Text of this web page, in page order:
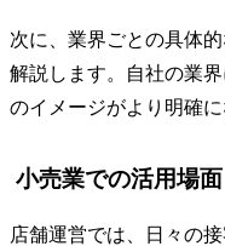
次に、業界ごとの具体
解説します。自社の業
のイメージがより明確に
小売業での活用場面
店舗運営では、日々の